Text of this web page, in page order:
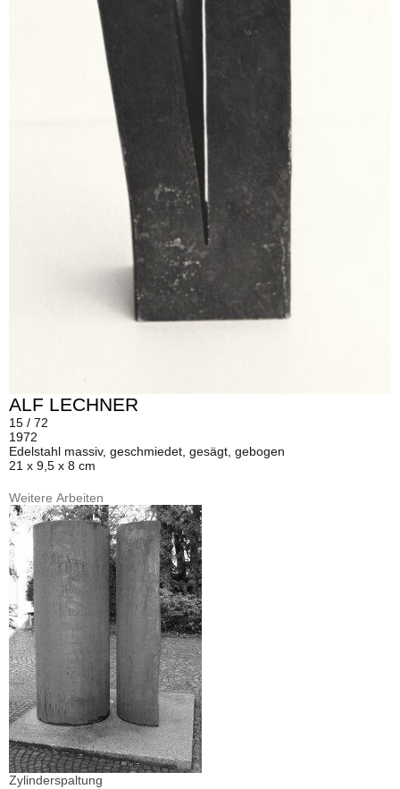
ALF LECHNER
15 / 72
1972
Edelstahl massiv, geschmiedet, gesägt, gebogen
21 x 9,5 x 8 cm
Weitere Arbeiten
Zylinderspaltung